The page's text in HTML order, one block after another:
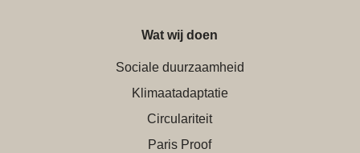
Wat wij doen
Sociale duurzaamheid
Klimaatadaptatie
Circulariteit
Paris Proof